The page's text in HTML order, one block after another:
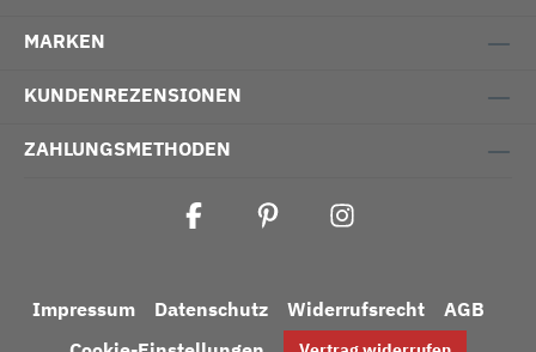
MARKEN
KUNDENREZENSIONEN
ZAHLUNGSMETHODEN
Impressum Datenschutz Widerrufsrecht
AGB